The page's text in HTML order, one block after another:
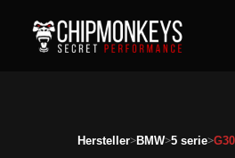
Hersteller>BMW>5 serie>